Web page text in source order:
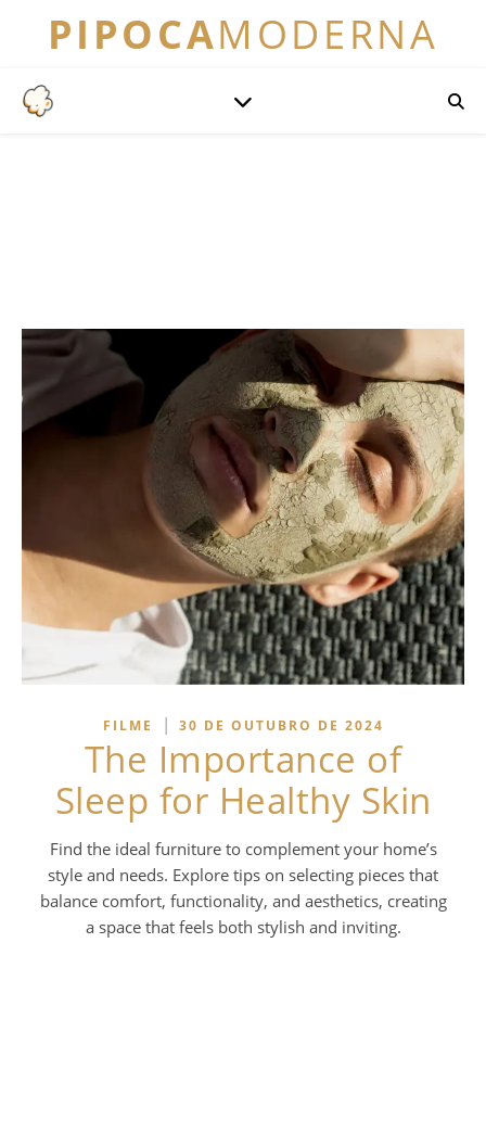
PIPOCAMODERNA
FILME | 30 DE OUTUBRO DE 2024
The Importance of
Sleep for Healthy Skin
Find the ideal furniture to complement your home’s
style and needs. Explore tips on selecting pieces that
balance comfort, functionality, and aesthetics, creating
a space that feels both stylish and inviting.